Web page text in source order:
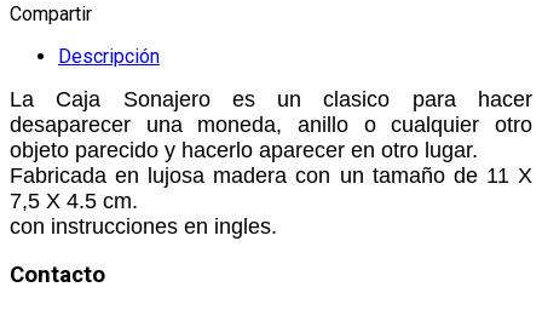
Compartir
Descripción
La Caja Sonajero es un clasico para hacer
desaparecer una moneda, anillo o cualquier otro
objeto parecido y hacerlo aparecer en otro lugar.
Fabricada en lujosa madera con un tamaño de 11 X
7,5 X 4.5 cm.
con instrucciones en ingles.
Contacto